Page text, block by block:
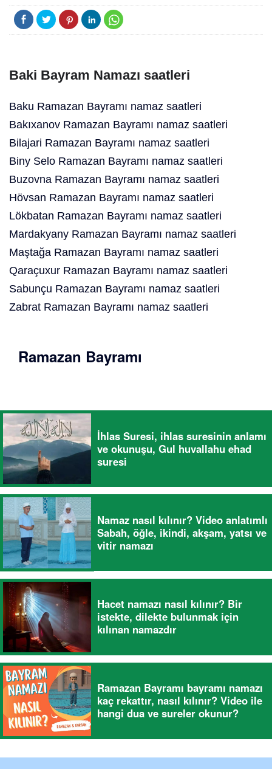
Baki Bayram Namazı saatleri
Baku Ramazan Bayramı namaz saatleri
Bakıxanov Ramazan Bayramı namaz saatleri
Bilajari Ramazan Bayramı namaz saatleri
Biny Selo Ramazan Bayramı namaz saatleri
Buzovna Ramazan Bayramı namaz saatleri
Hövsan Ramazan Bayramı namaz saatleri
Lökbatan Ramazan Bayramı namaz saatleri
Mardakyany Ramazan Bayramı namaz saatleri
Maştağa Ramazan Bayramı namaz saatleri
Qaraçuxur Ramazan Bayramı namaz saatleri
Sabunçu Ramazan Bayramı namaz saatleri
Zabrat Ramazan Bayramı namaz saatleri
Ramazan Bayramı
İhlas Suresi, ihlas suresinin anlamı
ve okunuşu, Gul huvallahu ehad
suresi
Namaz nasıl kılınır? Video anlatımlı
Sabah, öğle, ikindi, akşam, yatsı ve
vitir namazı
Hacet namazı nasıl kılınır? Bir
istekte, dilekte bulunmak için
kılınan namazdır
Ramazan Bayramı bayramı namazı
kaç rekattır, nasıl kılınır? Video ile
hangi dua ve sureler okunur?